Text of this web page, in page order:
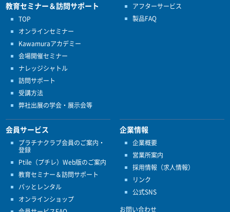
教育セミナー＆訪問サポート
TOP
オンラインセミナー
Kawamuraアカデミー
会場開催セミナー
ナレッジシャトル
訪問サポート
受講方法
弊社出展の学会・展示会等
アフターサービス
製品FAQ
会員サービス
プラチナクラブ会員のご案内・
登録
Ptile（プチレ）Web版のご案内
教育セミナー＆訪問サポート
パッとレンタル
オンラインショップ
企業情報
企業概要
営業所案内
採用情報（求人情報）
リンク
公式SNS
お問い合わせ